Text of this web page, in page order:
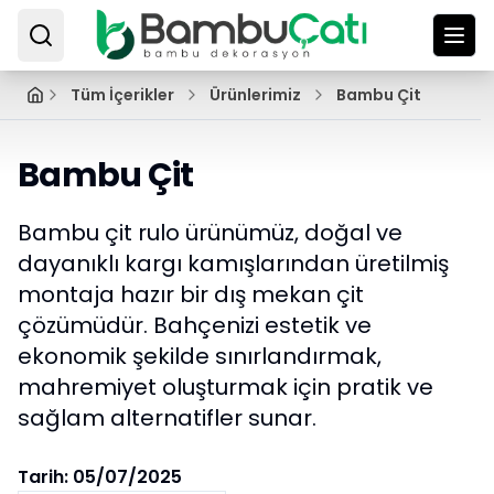
Tüm İçerikler Ürünlerimiz Bambu Çit
Bambu Çit
Bambu çit rulo ürünümüz, doğal ve
dayanıklı kargı kamışlarından üretilmiş
montaja hazır bir dış mekan çit
çözümüdür. Bahçenizi estetik ve
ekonomik şekilde sınırlandırmak,
mahremiyet oluşturmak için pratik ve
sağlam alternatifler sunar.
Tarih: 05/07/2025